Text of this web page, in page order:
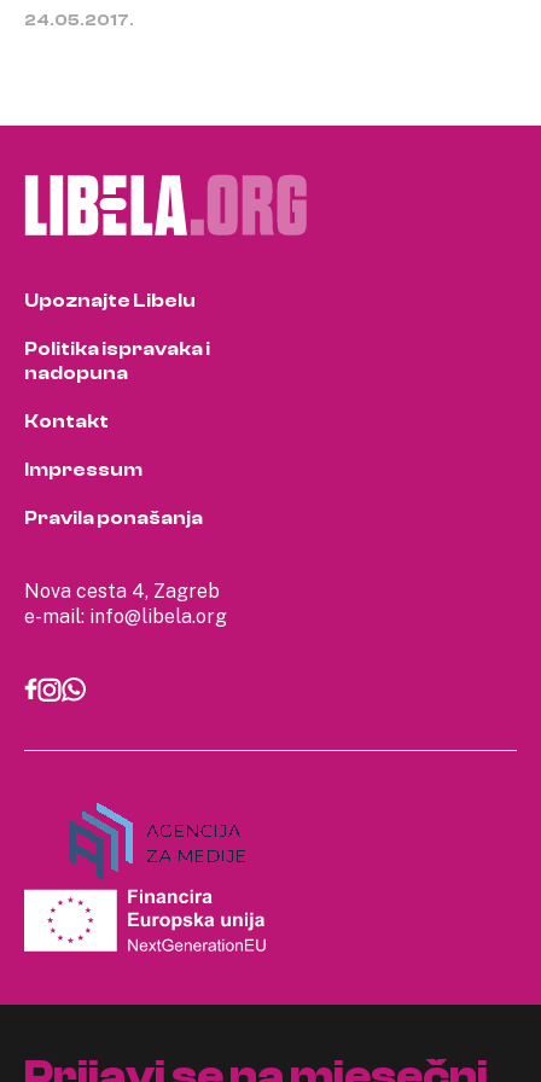
24.05.2017.
Nova cesta 4, Zagreb
e-mail: info@libela.org
Upoznajte Libelu
Politika ispravaka i
nadopuna
Kontakt
Impressum
Pravila ponašanja